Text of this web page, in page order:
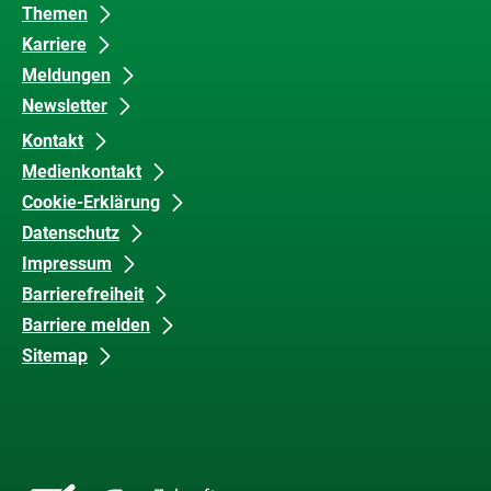
Themen
Karriere
Meldungen
Newsletter
Kontakt
Medienkontakt
Cookie-Erklärung
Datenschutz
Impressum
Barrierefreiheit
Barriere melden
Sitemap